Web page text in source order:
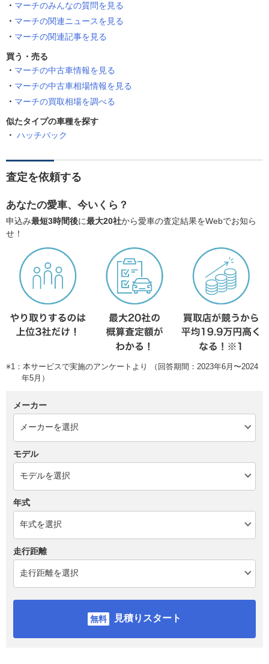
マーチのみんなの質問を見る
マーチの関連ニュースを見る
マーチの関連記事を見る
買う・売る
マーチの中古車情報を見る
マーチの中古車相場情報を見る
マーチの買取相場を調べる
似たタイプの車種を探す
ハッチバック
査定を依頼する
あなたの愛車、今いくら？
申込み最短3時間後に最大20社から愛車の査定結果をWebでお知ら
せ！
※1：本サービスで実施のアンケートより （回答期間：2023年6月〜2024
年5月）
メーカー
モデル
年式
走行距離
見積りスタート